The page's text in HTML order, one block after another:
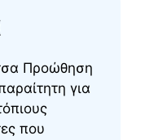
Προώθηση
για
που